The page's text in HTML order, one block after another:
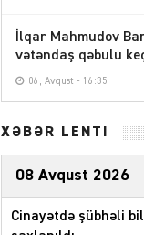
İlqar Mahmudov
vətəndaş qəbulu
06, Avqust - 16:35
XƏBƏR LENTİ
08 Avqust 2026
Cinayətdə şübhəli